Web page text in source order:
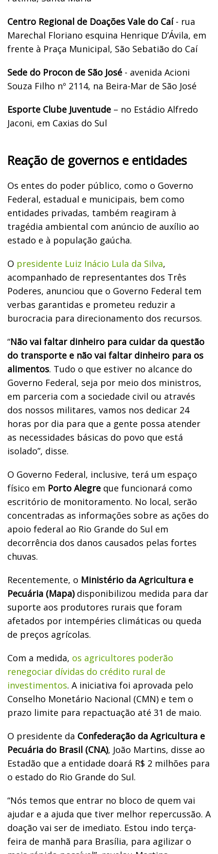
Centro Regional de Doações Vale do Caí- rua
Marechal Floriano esquina Henrique D’Ávila, em
frente à Praça Municipal, São Sebatião do Caí
Sede do Procon de São José - avenida Acioni
Souza Filho nº 2114, na Beira-Mar de São José
Esporte Clube Juventude – no Estádio Alfredo
Jaconi, em Caxias do Sul
Reação de governos e entidades
Os entes do poder público, como o Governo
Federal, estadual e municipais, bem como
entidades privadas, também reagiram à
tragédia ambiental com anúncio de auxílio ao
estado e à população gaúcha.
O presidente Luiz Inácio Lula da Silva,
acompanhado de representantes dos Três
Poderes, anunciou que o Governo Federal tem
verbas garantidas e prometeu reduzir a
burocracia para direcionamento dos recursos.
“Não vai faltar dinheiro para cuidar da questão
do transporte e não vai faltar dinheiro para os
alimentos. Tudo o que estiver no alcance do
Governo Federal, seja por meio dos ministros,
em parceria com a sociedade civil ou através
dos nossos militares, vamos nos dedicar 24
horas por dia para que a gente possa atender
as necessidades básicas do povo que está
isolado”, disse.
O Governo Federal, inclusive, terá um espaço
físico em Porto Alegre que funcionará como
escritório de monitoramento. No local, serão
concentradas as informações sobre as ações do
apoio federal ao Rio Grande do Sul em
decorrência dos danos causados pelas fortes
chuvas.
Recentemente, o Ministério da Agricultura e
Pecuária (Mapa)disponibilizou medida para dar
suporte aos produtores rurais que foram
afetados por intempéries climáticas ou queda
de preços agrícolas.
Com a medida, os agricultores poderão
renegociar dívidas do crédito rural de
investimentos. A iniciativa foi aprovada pelo
Conselho Monetário Nacional (CMN) e tem o
prazo limite para repactuação até 31 de maio.
O presidente da Confederação da Agricultura e
Pecuária do Brasil (CNA), João Martins, disse ao
Estadão que a entidade doará R$ 2 milhões para
o estado do Rio Grande do Sul.
“Nós temos que entrar no bloco de quem vai
ajudar e a ajuda que tiver melhor repercussão. A
doação vai ser de imediato. Estou indo terça-
feira de manhã para Brasília, para agilizar o